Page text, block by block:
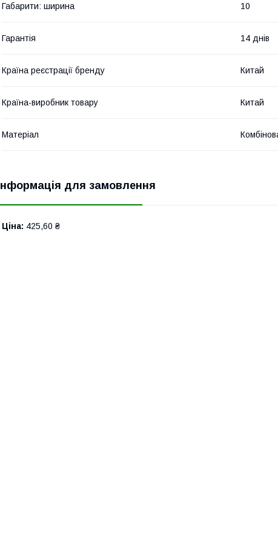
Габарити: ширина 10
Гарантія 14 днів
Країна реєстрації бренду Китай
Країна-виробник товару Китай
Матеріал
Інформація для замовлення
Ціна: 425,60 ₴